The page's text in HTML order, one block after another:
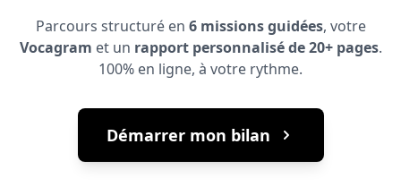
Parcours structuré en 6 missions guidées, votre
Vocagram et un rapport personnalisé de 20+ pages.
100% en ligne, à votre rythme.
Démarrer mon bilan